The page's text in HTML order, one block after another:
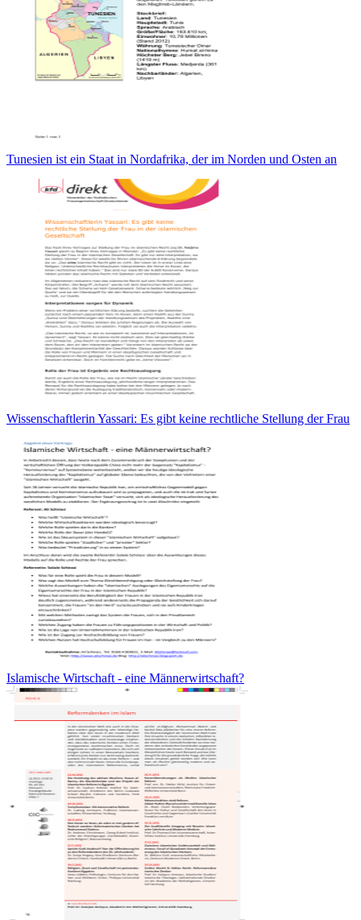
Tunesien ist ein Staat in Nordafrika, der im Norden und Osten an
Wissenschaftlerin Yassari: Es gibt keine rechtliche Stellung der Frau
Islamische Wirtschaft - eine Männerwirtschaft?